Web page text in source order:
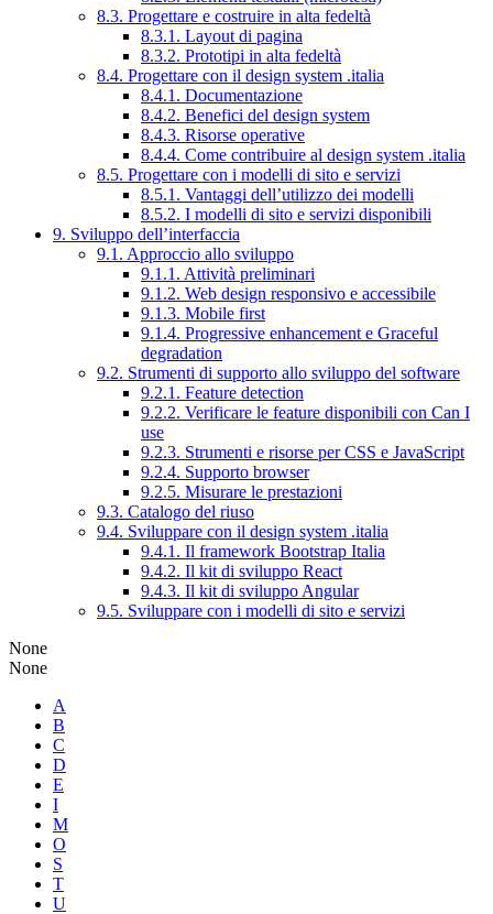
8.3. Progettare e costruire in alta fedeltà
8.3.1. Layout di pagina
8.3.2. Prototipi in alta fedeltà
8.4. Progettare con il design system .italia
8.4.1. Documentazione
8.4.2. Benefici del design system
8.4.3. Risorse operative
8.4.4. Come contribuire al design system .italia
8.5. Progettare con i modelli di sito e servizi
8.5.1. Vantaggi dell’utilizzo dei modelli
8.5.2. I modelli di sito e servizi disponibili
9. Sviluppo dell’interfaccia
9.1. Approccio allo sviluppo
9.1.1. Attività preliminari
9.1.2. Web design responsivo e accessibile
9.1.3. Mobile first
9.1.4. Progressive enhancement e Graceful
degradation
9.2. Strumenti di supporto allo sviluppo del software
9.2.1. Feature detection
9.2.2. Verificare le feature disponibili con Can I
use
9.2.3. Strumenti e risorse per CSS e JavaScript
9.2.4. Supporto browser
9.2.5. Misurare le prestazioni
9.3. Catalogo del riuso
9.4. Sviluppare con il design system .italia
9.4.1. Il framework Bootstrap Italia
9.4.2. Il kit di sviluppo React
9.4.3. Il kit di sviluppo Angular
9.5. Sviluppare con i modelli di sito e servizi
None
None
A
B
C
D
E
I
M
O
S
T
U